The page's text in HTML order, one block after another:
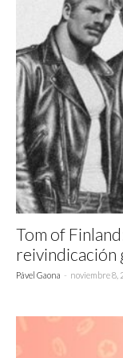
Tom of
reivindicación
Pável Gaona - noviembre 8,